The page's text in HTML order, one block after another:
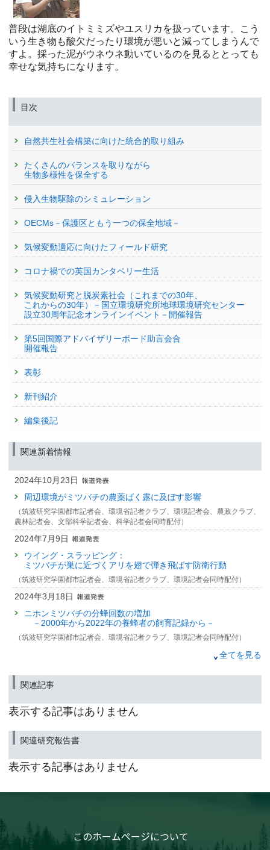
普段は湖底のイトミミズやユスリカを扱っています。こう
いう生き物も酸欠だったり環境が悪いと減ってしまうんで
すよ。採った泥がウネウネ動いているのを見るととっても
幸せな気持ちになります。
目次
自然共生社会構築に向けた統合的取り組み
たくさんのバランスを取りながら
生物多様性を保全する
侵入生物駆除のシミュレーション
OECMs－保護区ともう一つの保全地域－
気候変動適応に向けたフィールド研究
コロナ禍での英国カンタベリー生活
気候変動研究と脱炭素社会（これまでの30年、
これからの30年）－国立環境研究所地球環境研究センター
設立30周年記念オンラインイベント－開催報告
第5回国際アドバイザリーボード助言会合
開催報告
表彰
新刊紹介
編集後記
関連新着情報
2024年10月23日
周辺環境がミツバチの農薬ばく露に及ぼす影響
（筑波研究学園都市記者会、環境省記者クラブ、環境記者会、農政クラブ、
農林記者会、文部科学記者会、科学記者会同時配付）
2024年7月9日
ウイング・スラッピング：
ミツバチが巣に近づくアリを翅で弾き飛ばす防衛行動
（筑波研究学園都市記者会、環境省記者クラブ、環境記者会同時配付）
2024年3月18日
ニホンミツバチの分蜂回数の増加
－2000年から2022年の養蜂者の飼育記録から－
（筑波研究学園都市記者会、環境省記者クラブ、環境記者会同時配付）
－日本固有種への被害はなぜ起こったか－
2014年6月16日
日本全国の維管束植物の絶滅リスク評価：
-絶滅危惧種の保全には保護区の保全効果を高める管理が重
（筑波研究学園都市記者会、環境省記者クラブ、九州大学記者クラブ同時配
布）
全てを見る
関連記事
表示する記事はありません
関連研究報告書
表示する記事はありません
このホームページについて